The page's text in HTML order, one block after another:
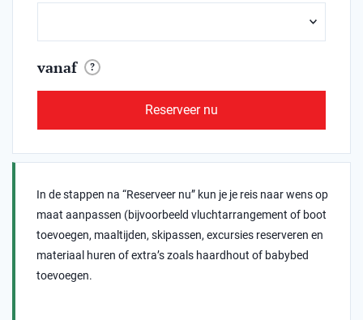
vanaf ?
Reserveer nu
In de stappen na “Reserveer nu” kun je je reis naar wens op
maat aanpassen (bijvoorbeeld vluchtarrangement of boot
toevoegen, maaltijden, skipassen, excursies reserveren en
materiaal huren of extra’s zoals haardhout of babybed
toevoegen.